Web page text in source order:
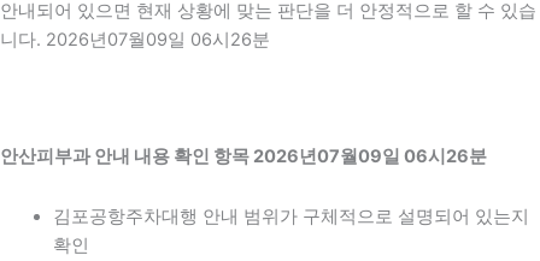
안내되어 있으면 현재 상황에 맞는 판단을 더 안정적으로 할 수 있습
니다. 2026년07월09일 06시26분
안산피부과 안내 내용 확인 항목 2026년07월09일 06시26분
김포공항주차대행 안내 범위가 구체적으로 설명되어 있는지
확인